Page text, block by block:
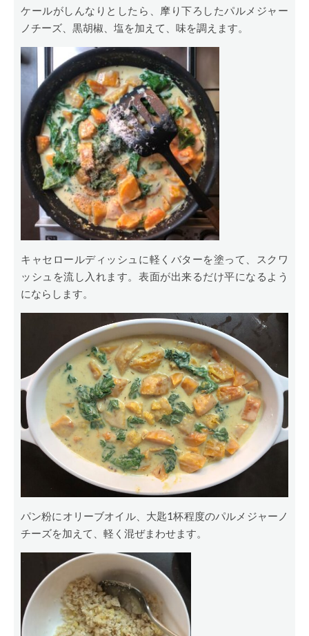
ケールがしんなりとしたら、摩り下ろしたパルメジャー
ノチーズ、黒胡椒、塩を加えて、味を調えます。
キャセロールディッシュに軽くバターを塗って、スクワ
ッシュを流し入れます。表面が出来るだけ平になるよう
にならします。
パン粉にオリーブオイル、大匙1杯程度のパルメジャーノ
チーズを加えて、軽く混ぜまわせます。